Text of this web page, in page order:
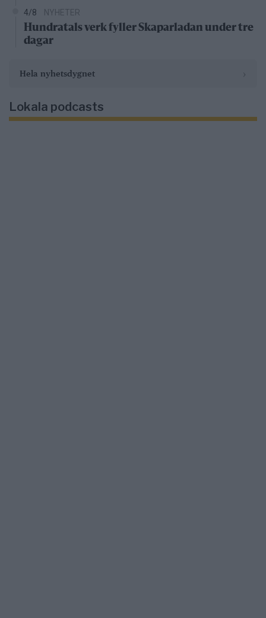
4/8 NYHETER
Hundratals verk fyller Skaparladan under tre
dagar
Hela nyhetsdygnet
Lokala podcasts